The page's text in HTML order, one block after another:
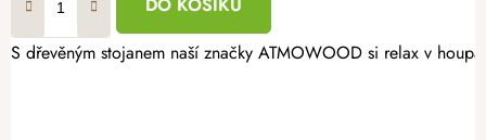
DO KOŠÍKU
S dřevěným stojanem naší značky ATMOWOOD si relax v